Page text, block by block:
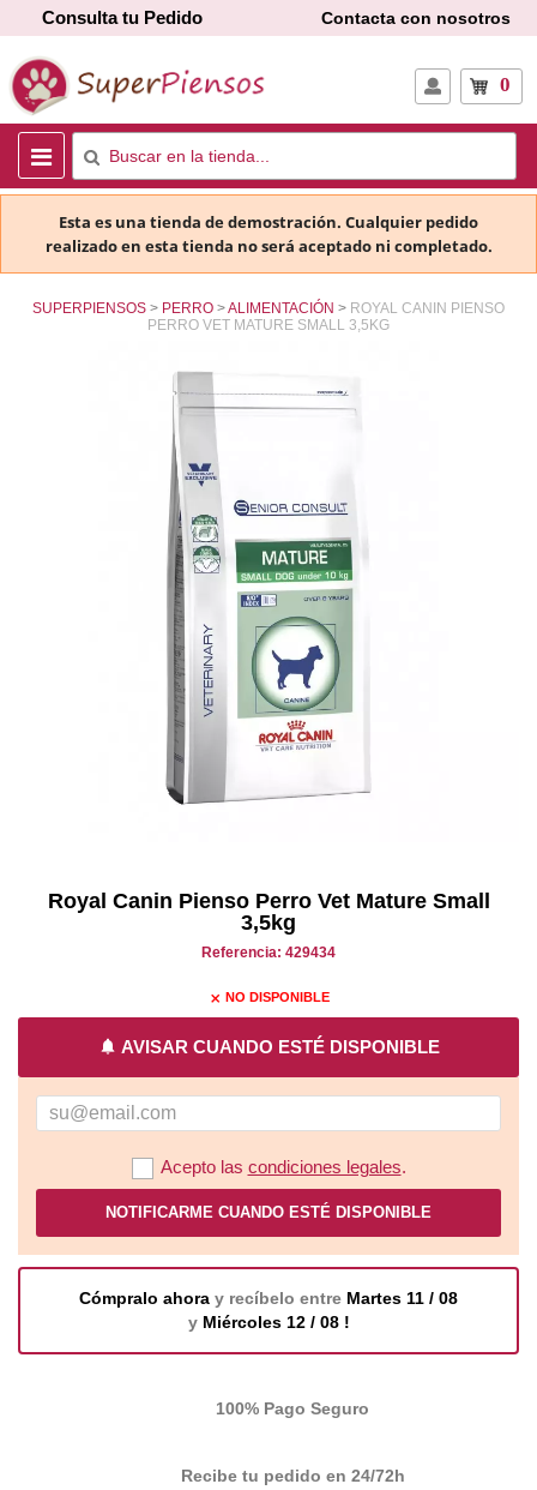
Consulta tu Pedido Contacta con nosotros
0
Esta es una tienda de demostración. Cualquier pedido
realizado en esta tienda no será aceptado ni completado.
SUPERPIENSOS PERRO ALIMENTACIÓN
ROYAL CANIN PIENSO
PERRO VET MATURE SMALL 3,5KG
Royal Canin Pienso Perro Vet Mature Small
3,5kg
Referencia: 429434
close NO DISPONIBLE
notifications AVISAR CUANDO ESTÉ DISPONIBLE
Acepto las condiciones legales.
NOTIFICARME CUANDO ESTÉ DISPONIBLE
Cómpralo ahora y recíbelo entre Martes 11 / 08
y Miércoles 12 / 08 !
100% Pago Seguro
Recibe tu pedido en 24/72h